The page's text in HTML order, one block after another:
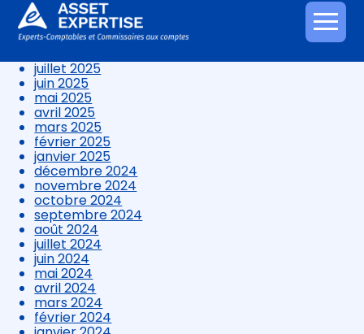
Aller
au
novembre 2025
octobre 2025
septembre 2025
juillet 2025
juin 2025
mai 2025
avril 2025
mars 2025
février 2025
janvier 2025
décembre 2024
novembre 2024
octobre 2024
septembre 2024
août 2024
juillet 2024
juin 2024
mai 2024
avril 2024
mars 2024
février 2024